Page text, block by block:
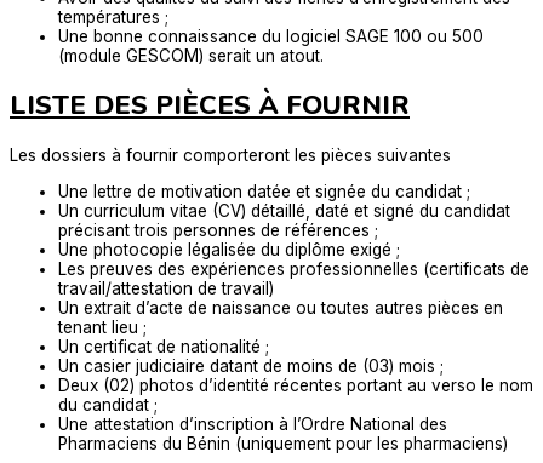
températures ;
Une bonne connaissance du logiciel SAGE 100 ou 500
(module GESCOM) serait un atout.
LISTE DES PIÈCES À FOURNIR
Les dossiers à fournir comporteront les pièces suivantes
Une lettre de motivation datée et signée du candidat ;
Un curriculum vitae (CV) détaillé, daté et signé du candidat
précisant trois personnes de références ;
Une photocopie légalisée du diplôme exigé ;
Les preuves des expériences professionnelles (certificats de
travail/attestation de travail)
Un extrait d’acte de naissance ou toutes autres pièces en
tenant lieu ;
Un certificat de nationalité ;
Un casier judiciaire datant de moins de (03) mois ;
Deux (02) photos d’identité récentes portant au verso le nom
du candidat ;
Une attestation d’inscription à l’Ordre National des
Pharmaciens du Bénin (uniquement pour les pharmaciens)